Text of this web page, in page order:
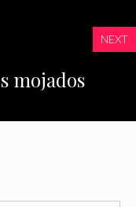
NEXT
mojados